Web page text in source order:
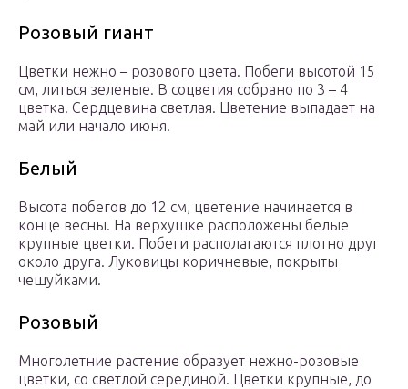
Розовый гиант
Цветки нежно – розового цвета. Побеги высотой 15
см, литься зеленые. В соцветия собрано по 3 – 4
цветка. Сердцевина светлая. Цветение выпадает на
май или начало июня.
Белый
Высота побегов до 12 см, цветение начинается в
конце весны. На верхушке расположены белые
крупные цветки. Побеги располагаются плотно друг
около друга. Луковицы коричневые, покрыты
чешуйками.
Розовый
Многолетние растение образует нежно-розовые
цветки, со светлой серединой. Цветки крупные, до